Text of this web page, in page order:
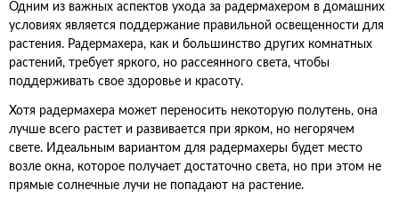
Одним из важных аспектов ухода за радермахером в домашних
условиях является поддержание правильной освещенности для
растения. Радермахера, как и большинство других комнатных
растений, требует яркого, но рассеянного света, чтобы
поддерживать свое здоровье и красоту.
Хотя радермахера может переносить некоторую полутень, она
лучше всего растет и развивается при ярком, но негорячем
свете. Идеальным вариантом для радермахеры будет место
возле окна, которое получает достаточно света, но при этом не
прямые солнечные лучи не попадают на растение.